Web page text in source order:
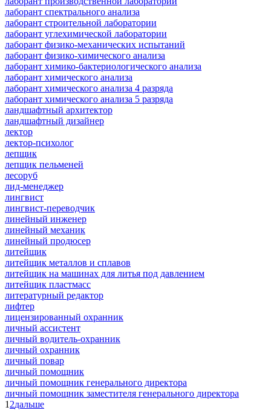
лаборант спектрального анализа
лаборант строительной лаборатории
лаборант углехимической лаборатории
лаборант физико-механических испытаний
лаборант физико-химического анализа
лаборант химико-бактериологического анализа
лаборант химического анализа
лаборант химического анализа 4 разряда
лаборант химического анализа 5 разряда
ландшафтный архитектор
ландшафтный дизайнер
лектор
лектор-психолог
лепщик
лепщик пельменей
лесоруб
лид-менеджер
лингвист
лингвист-переводчик
линейный инженер
линейный механик
линейный продюсер
литейщик
литейщик металлов и сплавов
литейщик на машинах для литья под давлением
литейщик пластмасс
литературный редактор
лифтер
лицензированный охранник
личный ассистент
личный водитель-охранник
личный охранник
личный повар
личный помощник
личный помощник генерального директора
личный помощник заместителя генерального директора
1 2дальше